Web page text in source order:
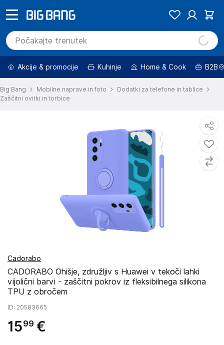
Akcije & promocije Kuhinje Home & Cook B2B
Big Bang Mobilne naprave in foto
Dodatki za telefone in tablice
Zaščitni ovitki in torbice
Cadorabo
CADORABO Ohišje, združljiv s Huawei v tekoči lahki
vijolični barvi - zaščitni pokrov iz fleksibilnega silikona
TPU z obročem
ID: 20583665
1599 €